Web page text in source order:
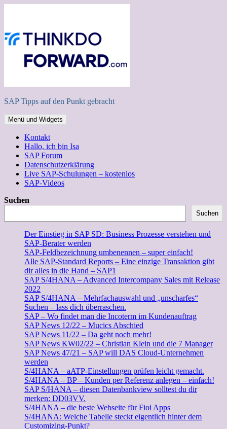
SAP Tipps auf den Punkt gebracht
Menü und Widgets
Kontakt
Hallo, ich bin Isa
SAP Forum
Datenschutzerklärung
Live SAP-Schulungen – kostenlos
SAP-Videos
Suchen
Suchen
Der Einstieg in SAP SD: Business Prozesse verstehen und
SAP-Berater werden
SAP-Feldbezeichnung umbenennen – super einfach!
Alle SAP-Standard Reports – Eine einzige Transaktion gibt
dir alles in die Hand – SAP1
SAP S/4HANA – Advanced Intercompany Sales mit Release
2022
SAP S/4HANA – Mehrfachauswahl und „unscharfes“
Suchen – lass dich überraschen.
SAP – Wo findet man die Incoterm im Kundenauftrag
SAP News 12/22 – Mucics Abschied
SAP News 11/22 – Da geht noch mehr!
SAP News KW02/22 – Christian Klein und die 7 Manager
SAP News 47/21 – SAP will DAS Cloud-Unternehmen
werden
S/4HANA – aATP-Einstellungen prüfen leicht gemacht.
S/4HANA – BP – Kunden per Referenz anlegen – einfach!
SAP S/HANA – diesen Datenbankview solltest du dir
merken: DD03VV.
S/4HANA – die beste Webseite für Fioi Apps
S/4HANA: Welche Tabelle steckt eigentlich hinter dem
Customizing-Punkt?